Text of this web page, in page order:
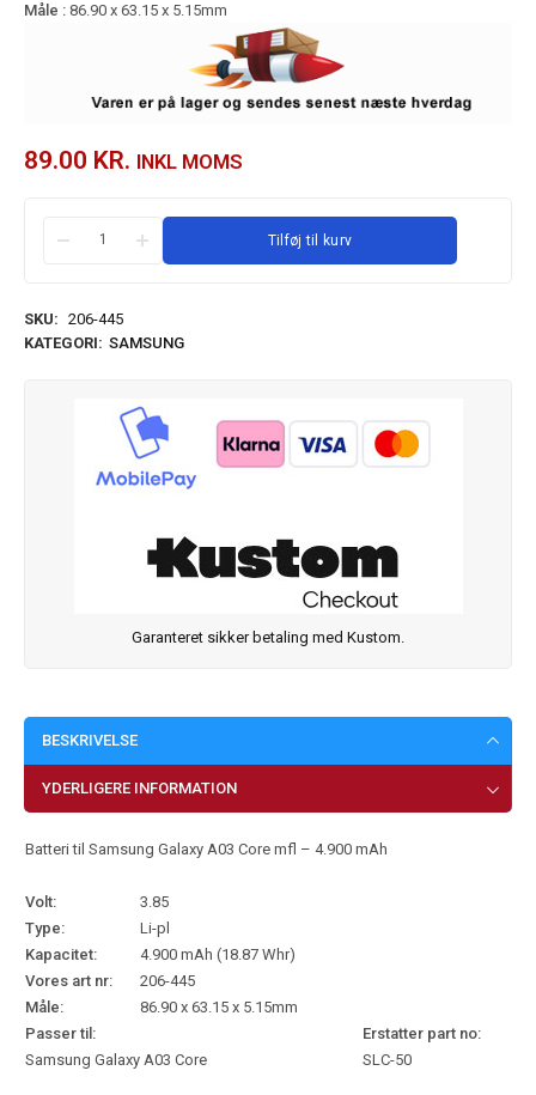
Måle : 86.90 x 63.15 x 5.15mm
89.00 KR. INKL MOMS
Tilføj til kurv
SKU: 206-445
KATEGORI: SAMSUNG
Garanteret sikker betaling med Kustom.
BESKRIVELSE
YDERLIGERE INFORMATION
Batteri til Samsung Galaxy A03 Core mfl – 4.900 mAh
Volt:
3.85
Type:
Li-pl
Kapacitet:
4.900 mAh (18.87 Whr)
Vores art nr:
206-445
Måle:
86.90 x 63.15 x 5.15mm
Passer til:
Erstatter part no:
Samsung Galaxy A03 Core
SLC-50